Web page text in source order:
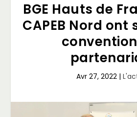
BGE Hauts de
CAPEB Nord ont
Avr 27, 2022|